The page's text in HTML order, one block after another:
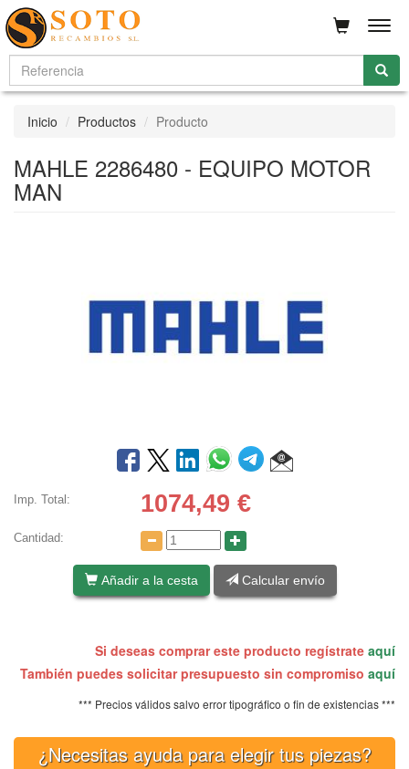
Inicio Productos Producto
MAHLE 2286480 - EQUIPO MOTOR
MAN
Imp. Total: 1074,49 €
Cantidad:
Añadir a la cesta Calcular envío
Si deseas comprar este producto regístrate aquí
También puedes solicitar presupuesto sin compromiso aquí
*** Precios válidos salvo error tipográfico o fin de existencias ***
¿Necesitas ayuda para elegir tus piezas?